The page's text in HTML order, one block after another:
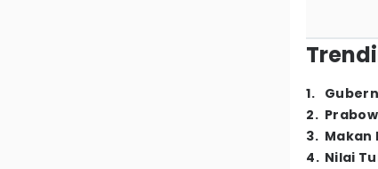
1.
2.
3. Makan
4. Nilai